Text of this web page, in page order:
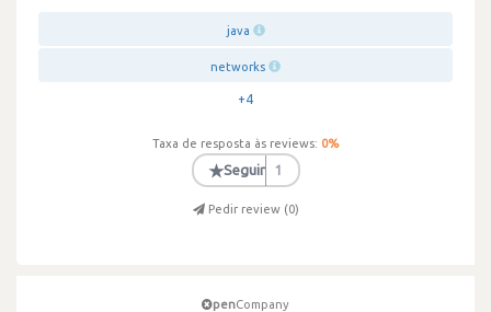
java
networks
+4
Taxa de resposta às reviews: 0%
★Seguir 1
Pedir review (0)
penCompany